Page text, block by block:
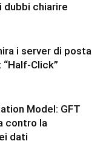
dubbi chiarire
i server di posta
Click”
Model: GFT
contro la
dati